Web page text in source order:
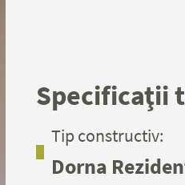
Specificaţii
Tip constructiv:
Dorna